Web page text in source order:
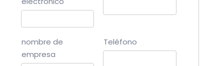
nombre de
empresa
Teléfono